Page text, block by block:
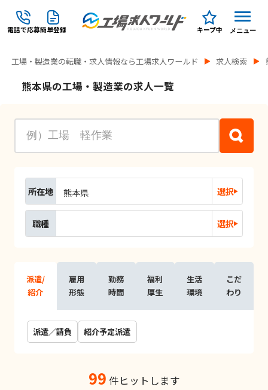
電話で応募簡単登録 キープ中 メニュー
工場・製造業の転職・求人情報なら工場求人ワールド 求人検索
熊本県の工場・製造業の求人一覧
所在地 熊本県 選択
職種 選択
派遣/
紹介
雇用
形態
勤務
時間
福利
厚生
生活
環境
こだ
わり
派遣／請負 紹介予定派遣
99 件ヒットします